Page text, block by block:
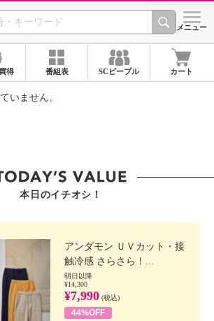
SHOP CHANNEL ショッ
メニュー
得 番組表 SCピープル カート
いません。
本日のイチオシ！
アンダモン ＵＶカット・接
触冷感 さらさら！...
明日以降
¥14,300
¥7,990 (税込)
44%OFF